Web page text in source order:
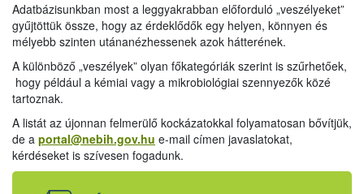
Adatbázisunkban most a leggyakrabban előforduló „veszélyeket”
gyűjtöttük össze, hogy az érdeklődők egy helyen, könnyen és
mélyebb szinten utánanézhessenek azok hátterének.
A különböző „veszélyek” olyan főkategóriák szerint is szűrhetőek,
hogy például a kémiai vagy a mikrobiológiai szennyezők közé
tartoznak.
A listát az újonnan felmerülő kockázatokkal folyamatosan bővítjük,
de a portal@nebih.gov.hu e-mail címen javaslatokat,
kérdéseket is szívesen fogadunk.